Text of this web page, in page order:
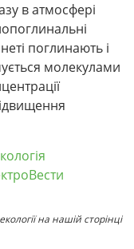
в атмосфері
поглинають і
молекулами
на нашій сторінці